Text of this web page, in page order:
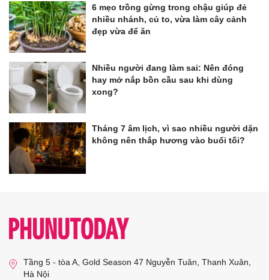
6 mẹo trồng gừng trong chậu giúp đẻ
nhiều nhánh, củ to, vừa làm cây cảnh
đẹp vừa để ăn
Nhiều người đang làm sai: Nên đóng
hay mở nắp bồn cầu sau khi dùng
xong?
Tháng 7 âm lịch, vì sao nhiều người dặn
không nên thắp hương vào buổi tối?
Tầng 5 - tòa A, Gold Season 47 Nguyễn Tuân, Thanh Xuân,
Hà Nội